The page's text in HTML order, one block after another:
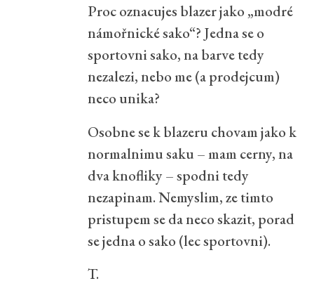
Proc oznacujes blazer jako „modré
námořnické sako“? Jedna se o
sportovni sako, na barve tedy
nezalezi, nebo me (a prodejcum)
neco unika?
Osobne se k blazeru chovam jako k
normalnimu saku – mam cerny, na
dva knofliky – spodni tedy
nezapinam. Nemyslim, ze timto
pristupem se da neco skazit, porad
se jedna o sako (lec sportovni).
T.